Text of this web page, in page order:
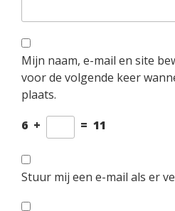
Mijn naam, e-mail en site
voor de volgende keer
plaats.
6 + = 11
Stuur mij een e-mail als er